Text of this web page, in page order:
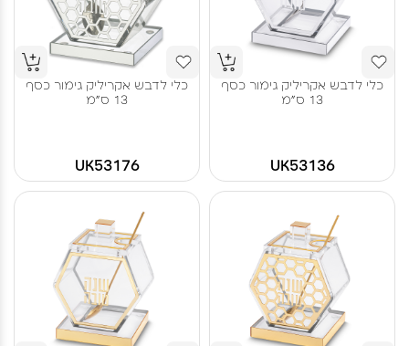
כלי לדבש אקריליק גימור כסף
13 ס"מ
UK53136
כלי לדבש אקריליק גימור כסף
13 ס"מ
UK53176